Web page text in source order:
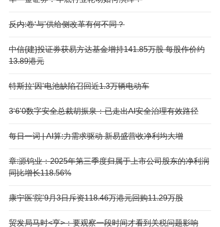
反内:卷‘与’供给侧改革有何不同？
中信{建}投证券获易方达基金增持141.85万股 每股作价约
13.89港元
特斯拉‘因’电池缺陷召回近1.3万辆电动车
3‘6’0数字安全总裁胡振泉：已走出AI安全治理有效路径
每日一词 | AI算:力需求驱动 新易盛营收净利均大增
章:源钨业：2025年第三季度归属于上市公司股东的净利润
同比增长118.56%
康宁医‘院’9月3日斥资118.46万港元回购11.29万股
贸发局马时<亨>：要观察一段时间才看到关税问题影响